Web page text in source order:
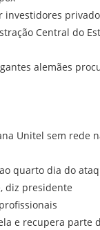
investidores
Central do
alemães
Unitel sem rede
quarto dia do
diz presidente
e recupera parte